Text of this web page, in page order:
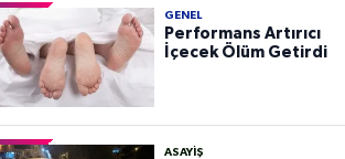
GENEL
Performans Artırıcı
İçecek Ölüm Getirdi
ASAYIŞ